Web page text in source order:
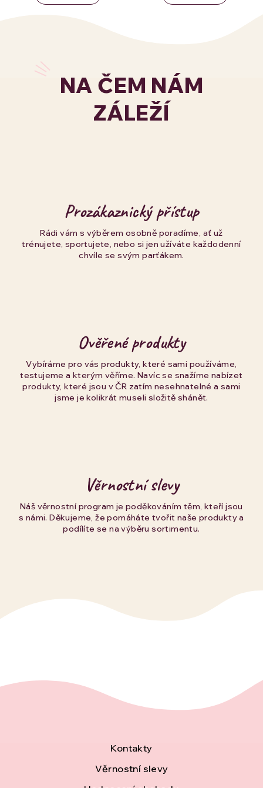
NA ČEM NÁM
ZÁLEŽÍ
Prozákaznický přístup
Rádi vám s výběrem osobně poradíme, ať už
trénujete, sportujete, nebo si jen užíváte každodenní
chvíle se svým parťákem.
Ověřené produkty
Vybíráme pro vás produkty, které sami používáme,
testujeme a kterým věříme. Navíc se snažíme nabízet
produkty, které jsou v ČR zatím nesehnatelné a sami
jsme je kolikrát museli složitě shánět.
Věrnostní slevy
Náš věrnostní program je poděkováním těm, kteří jsou
s námi. Děkujeme, že pomáháte tvořit naše produkty a
podílíte se na výběru sortimentu.
Kontakty
Věrnostní slevy